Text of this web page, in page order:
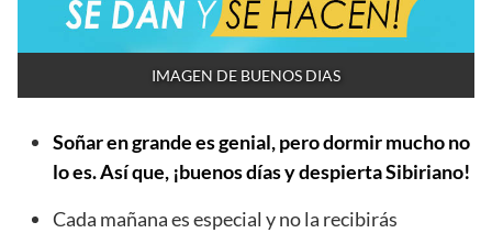
IMAGEN DE BUENOS DIAS
Soñar en grande es genial, pero dormir mucho no
lo es. Así que, ¡buenos días y despierta Sibiriano!
Cada mañana es especial y no la recibirás